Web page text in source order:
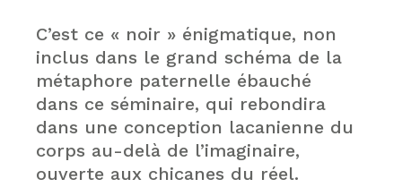
C’est ce « noir » énigmatique, non
inclus dans le grand schéma de la
métaphore paternelle ébauché
dans ce séminaire, qui rebondira
dans une conception lacanienne du
corps au-delà de l’imaginaire,
ouverte aux chicanes du réel.